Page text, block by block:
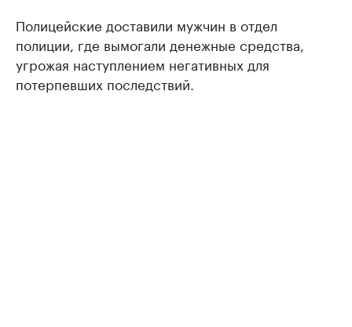
Полицейские доставили мужчин в отдел
полиции, где вымогали денежные средства,
угрожая наступлением негативных для
потерпевших последствий.